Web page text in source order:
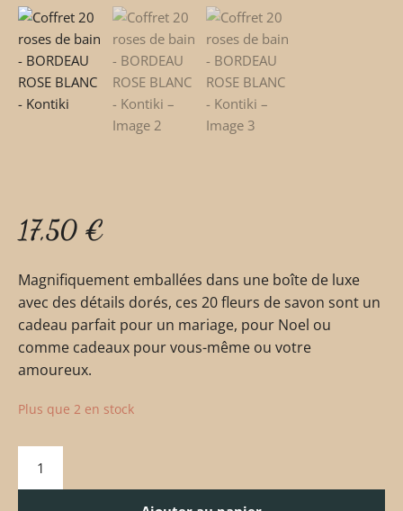
17,50 €
Magnifiquement emballées dans une boîte de luxe
avec des détails dorés, ces 20 fleurs de savon sont un
cadeau parfait pour un mariage, pour Noel ou
comme cadeaux pour vous-même ou votre
amoureux.
Plus que 2 en stock